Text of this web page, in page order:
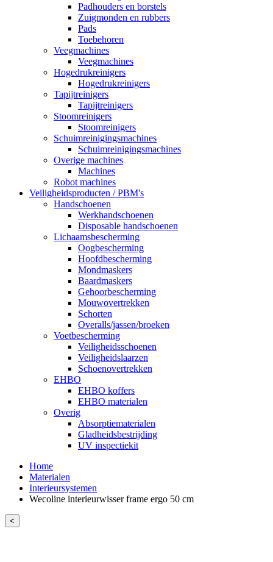
Padhouders en borstels
Zuigmonden en rubbers
Pads
Toebehoren
Veegmachines
Veegmachines
Hogedrukreinigers
Hogedrukreinigers
Tapijtreinigers
Tapijtreinigers
Stoomreinigers
Stoomreinigers
Schuimreinigingsmachines
Schuimreinigingsmachines
Overige machines
Machines
Robot machines
Veiligheidsproducten / PBM's
Handschoenen
Werkhandschoenen
Disposable handschoenen
Lichaamsbescherming
Oogbescherming
Hoofdbescherming
Mondmaskers
Baardmaskers
Gehoorbescherming
Mouwovertrekken
Schorten
Overalls/jassen/broeken
Voetbescherming
Veiligheidsschoenen
Veiligheidslaarzen
Schoenovertrekken
EHBO
EHBO koffers
EHBO materialen
Overig
Absorptiematerialen
Gladheidsbestrijding
UV inspectiekit
Home
Materialen
Interieursystemen
Wecoline interieurwisser frame ergo 50 cm
<